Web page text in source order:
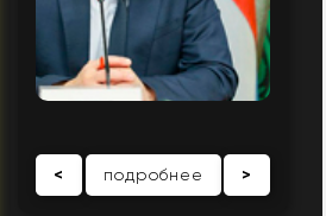
< подробнее >